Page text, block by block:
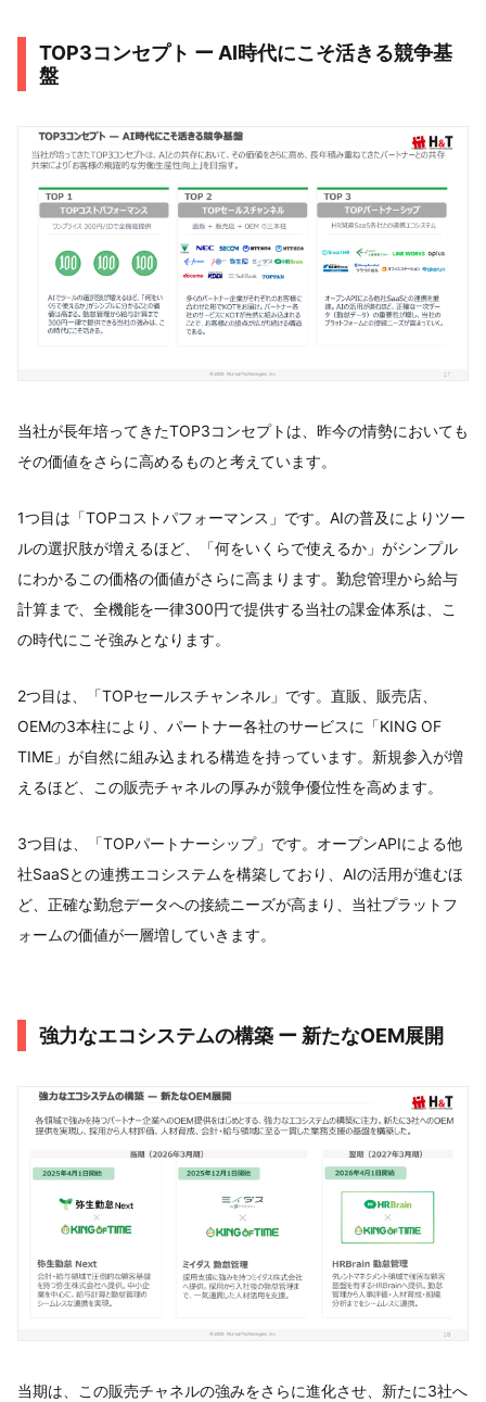
TOP3コンセプト ー AI時代にこそ活きる競争基
盤
当社が長年培ってきたTOP3コンセプトは、昨今の情勢においても
その価値をさらに高めるものと考えています。
1つ目は「TOPコストパフォーマンス」です。AIの普及によりツー
ルの選択肢が増えるほど、「何をいくらで使えるか」がシンプル
にわかるこの価格の価値がさらに高まります。勤怠管理から給与
計算まで、全機能を一律300円で提供する当社の課金体系は、こ
の時代にこそ強みとなります。
2つ目は、「TOPセールスチャンネル」です。直販、販売店、
OEMの3本柱により、パートナー各社のサービスに「KING OF
TIME」が自然に組み込まれる構造を持っています。新規参入が増
えるほど、この販売チャネルの厚みが競争優位性を高めます。
3つ目は、「TOPパートナーシップ」です。オープンAPIによる他
社SaaSとの連携エコシステムを構築しており、AIの活用が進むほ
ど、正確な勤怠データへの接続ニーズが高まり、当社プラットフ
ォームの価値が一層増していきます。
強力なエコシステムの構築 ー 新たなOEM展開
当期は、この販売チャネルの強みをさらに進化させ、新たに3社へ